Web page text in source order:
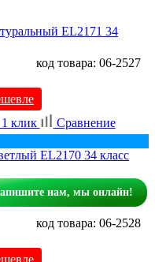
EL2171 34
код товара: 06-2527
клик
Сравнение
EL2170 34 класс
код товара: 06-2528
нам, мы онлайн!